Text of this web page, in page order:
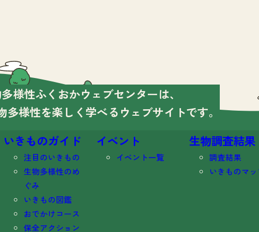
様性ふくおかウェブセンターは、
多様性を楽しく学べる ウェブサイトです。
いきものガイド
注目のいきもの
生物多様性のめ
ぐみ
いきもの図鑑
おでかけコース
保全アクション
イベント
イベント一覧
生物調査結果
調査結果
いきものマ